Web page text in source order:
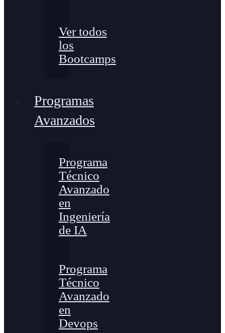
Ver todos
los
Bootcamps
Programas
Avanzados
Programa
Técnico
Avanzado
en
Ingeniería
de IA
Programa
Técnico
Avanzado
en
Devops